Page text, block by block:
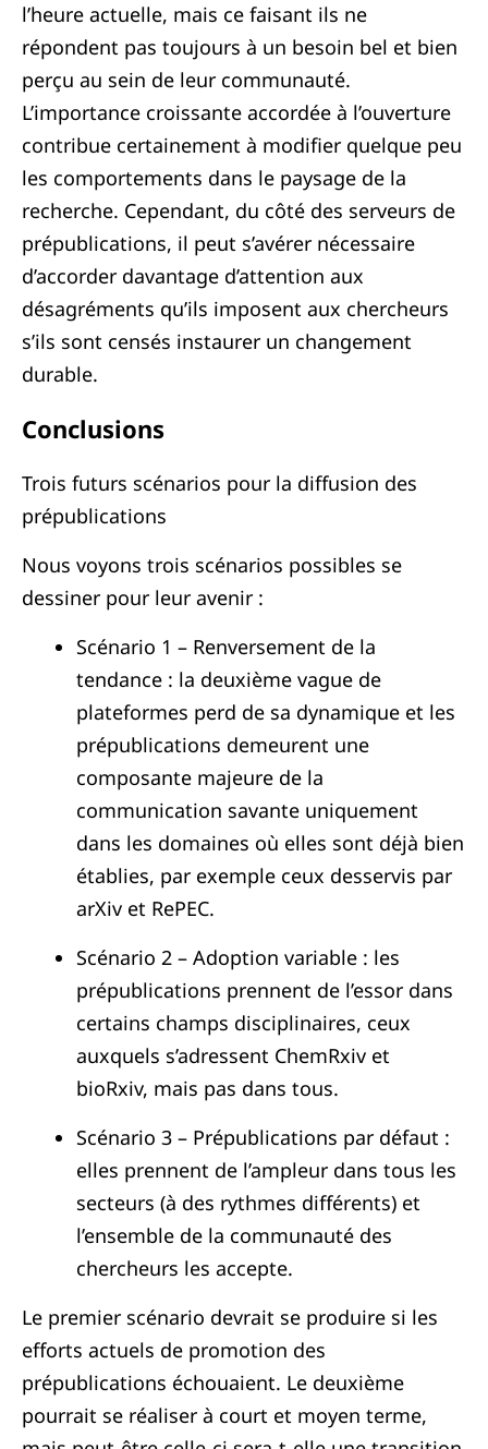
l’heure actuelle, mais ce faisant ils ne
répondent pas toujours à un besoin bel et bien
perçu au sein de leur communauté.
L’importance croissante accordée à l’ouverture
contribue certainement à modifier quelque peu
les comportements dans le paysage de la
recherche. Cependant, du côté des serveurs de
prépublications, il peut s’avérer nécessaire
d’accorder davantage d’attention aux
désagréments qu’ils imposent aux chercheurs
s’ils sont censés instaurer un changement
durable.
Conclusions
Trois futurs scénarios pour la diffusion des
prépublications
Nous voyons trois scénarios possibles se
dessiner pour leur avenir :
Scénario 1 – Renversement de la
tendance : la deuxième vague de
plateformes perd de sa dynamique et les
prépublications demeurent une
composante majeure de la
communication savante uniquement
dans les domaines où elles sont déjà bien
établies, par exemple ceux desservis par
arXiv et RePEC.
Scénario 2 – Adoption variable : les
prépublications prennent de l’essor dans
certains champs disciplinaires, ceux
auxquels s’adressent ChemRxiv et
bioRxiv, mais pas dans tous.
Scénario 3 – Prépublications par défaut :
elles prennent de l’ampleur dans tous les
secteurs (à des rythmes différents) et
l’ensemble de la communauté des
chercheurs les accepte.
Le premier scénario devrait se produire si les
efforts actuels de promotion des
prépublications échouaient. Le deuxième
pourrait se réaliser à court et moyen terme,